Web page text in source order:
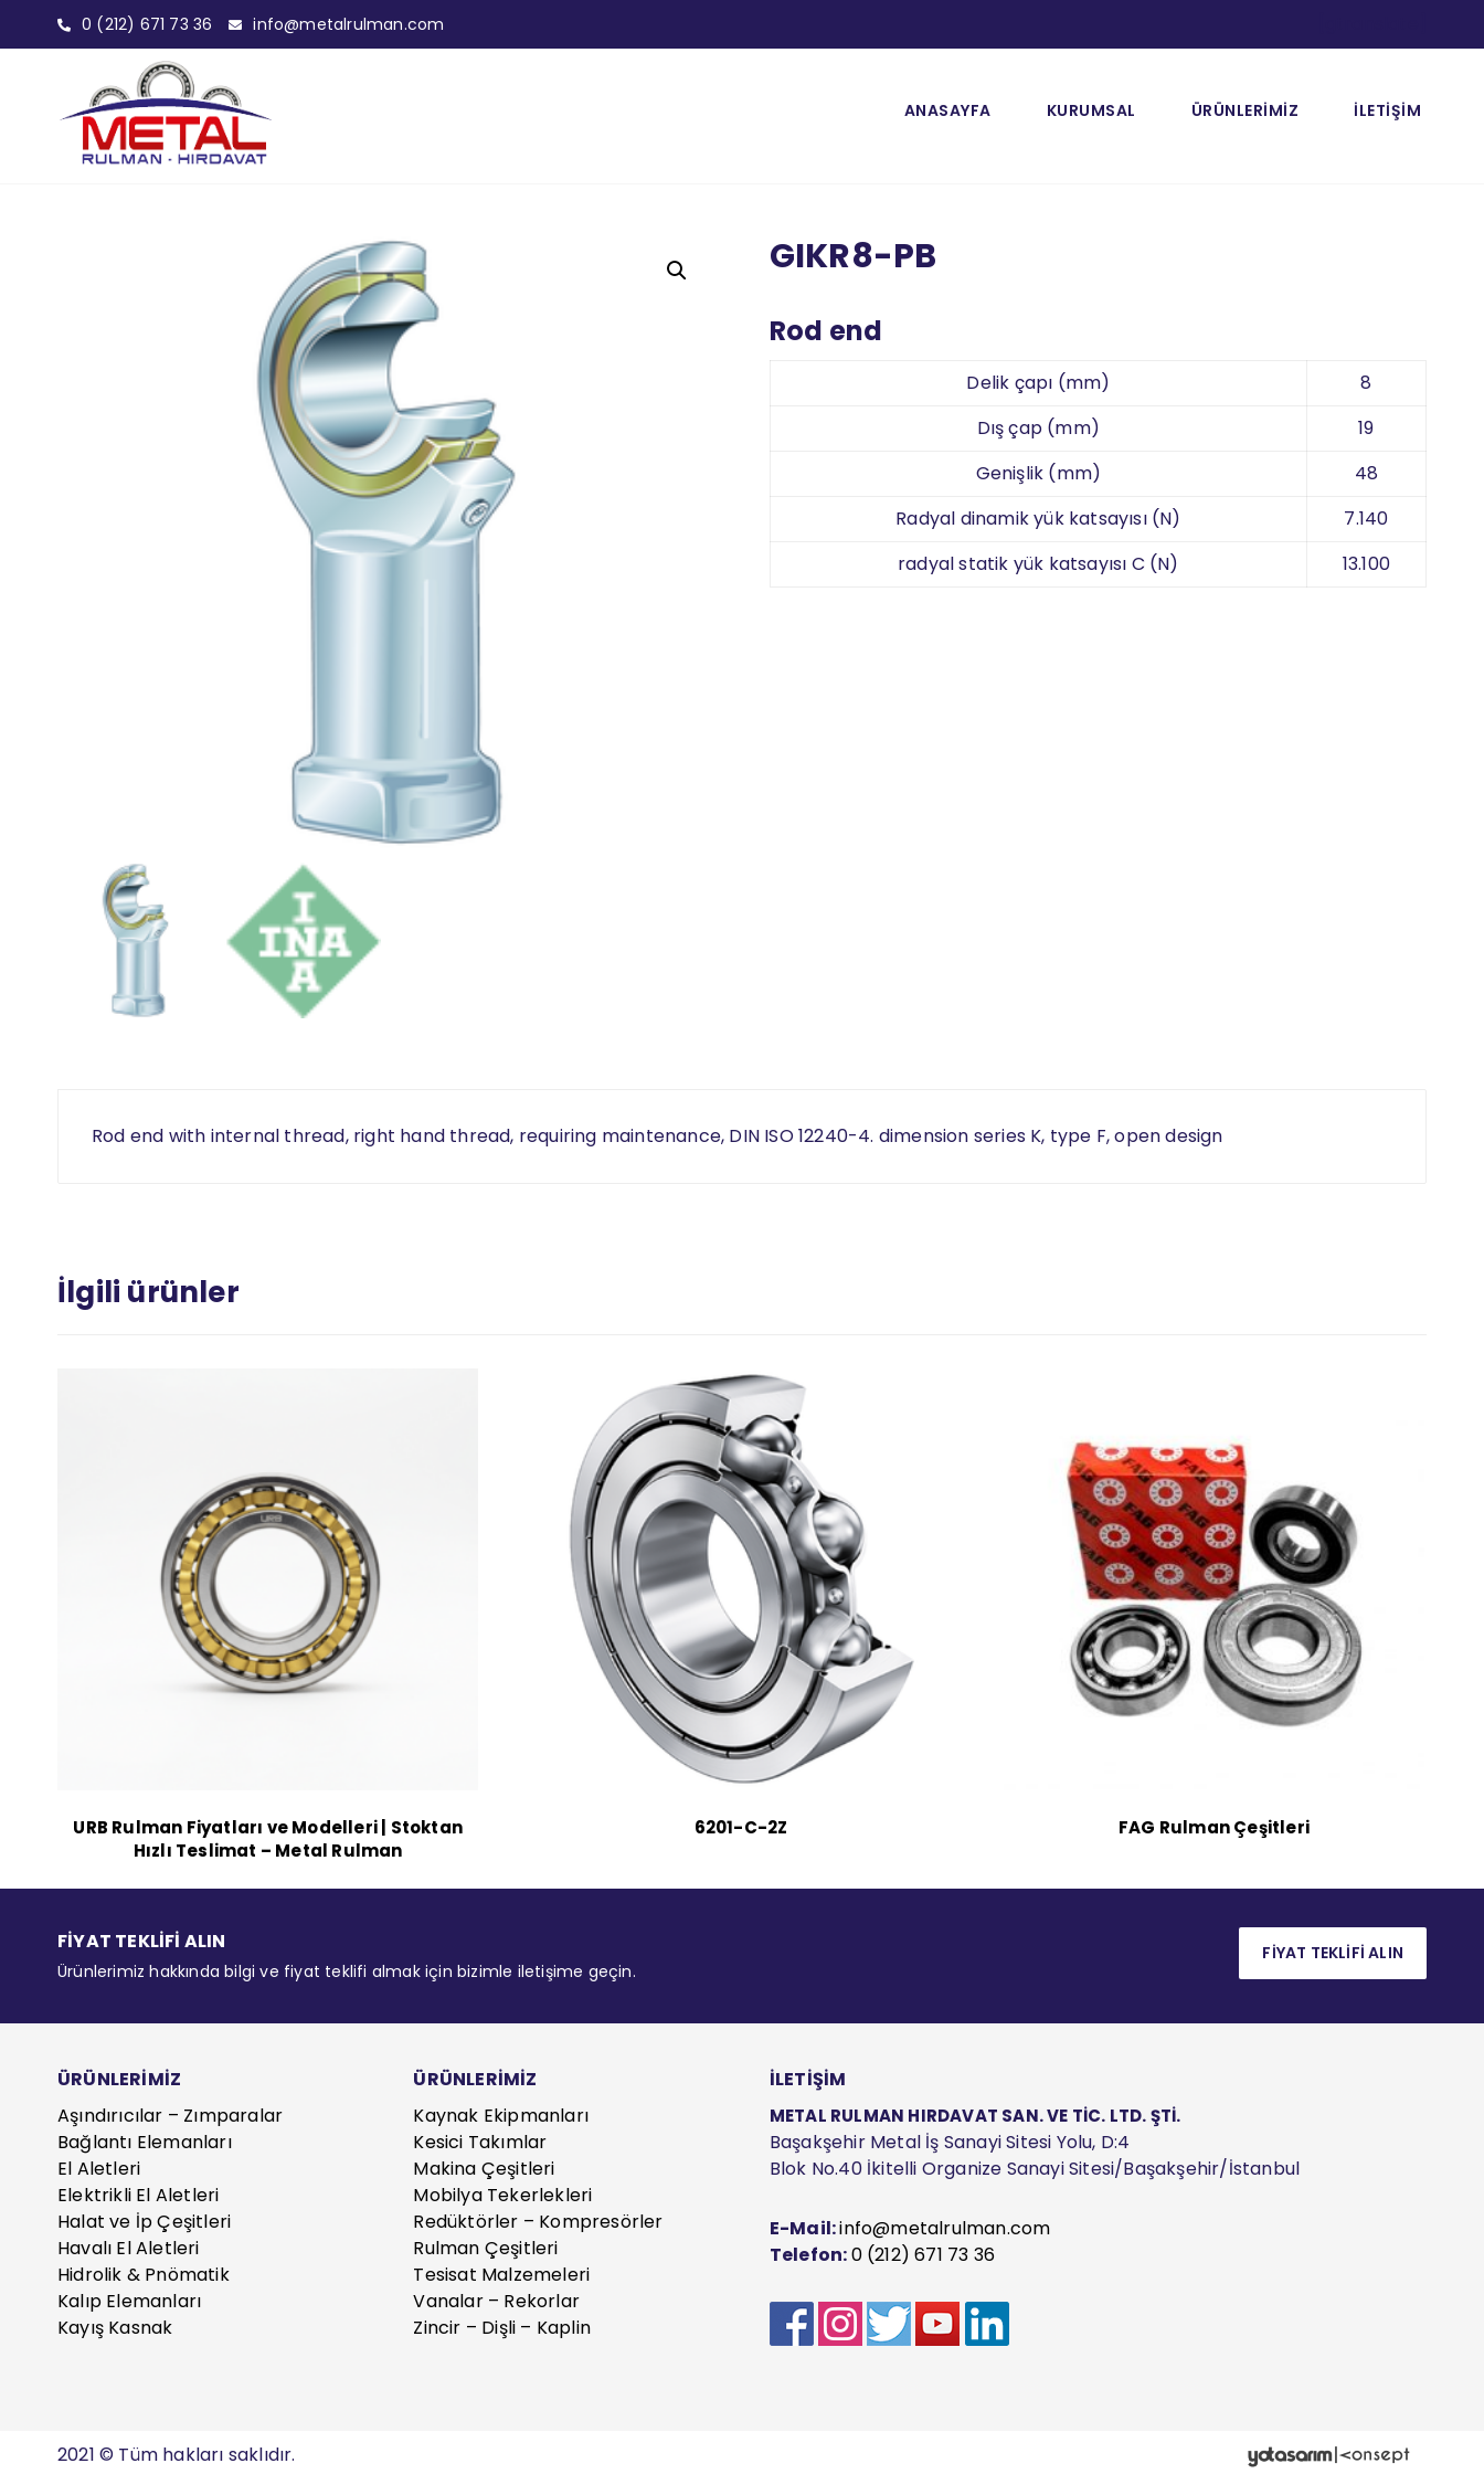
0 (212) 671 73 36 info@metalrulman.com
ANASAYFA KURUMSAL ÜRÜNLERİMİZ İLETİŞİM
GIKR8-PB
Rod end
Delik çapı (mm)
8
Dış çap (mm)
19
Genişlik (mm)
48
Radyal dinamik yük katsayısı (N)
7.140
radyal statik yük katsayısı C (N)
13.100
Rod end with internal thread, right hand thread, requiring maintenance, DIN ISO 12240-4. dimension series K, type F, open design
İlgili ürünler
URB Rulman Fiyatları ve Modelleri | Stoktan
Hızlı Teslimat – Metal Rulman
6201-C-2Z FAG Rulman Çeşitleri
FİYAT TEKLİFİ ALIN
Ürünlerimiz hakkında bilgi ve fiyat teklifi almak için bizimle iletişime geçin.
FİYAT TEKLİFİ ALIN
ÜRÜNLERİMİZ
Aşındırıcılar – Zımparalar
Bağlantı Elemanları
El Aletleri
Elektrikli El Aletleri
Halat ve İp Çeşitleri
Havalı El Aletleri
Hidrolik & Pnömatik
Kalıp Elemanları
Kayış Kasnak
ÜRÜNLERİMİZ
Kaynak Ekipmanları
Kesici Takımlar
Makina Çeşitleri
Mobilya Tekerlekleri
Redüktörler – Kompresörler
Rulman Çeşitleri
Tesisat Malzemeleri
Vanalar – Rekorlar
Zincir – Dişli – Kaplin
İLETİŞİM
METAL RULMAN HIRDAVAT SAN. VE TİC. LTD. ŞTİ.
Başakşehir Metal İş Sanayi Sitesi Yolu, D:4
Blok No.40 İkitelli Organize Sanayi Sitesi/Başakşehir/İstanbul
E-Mail:info@metalrulman.com
Telefon:0 (212) 671 73 36
2021 © Tüm hakları saklıdır.